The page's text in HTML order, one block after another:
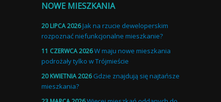
NOWE MIESZKANIA
20 LIPCA 2026Jak na rzucie deweloperskim
rozpoznać niefunkcjonalne mieszkanie?
11 CZERWCA 2026W maju nowe mieszkania
podrożały tylko w Trójmieście
20 KWIETNIA 2026 Gdzie znajdują się najtańsze
mieszkania?